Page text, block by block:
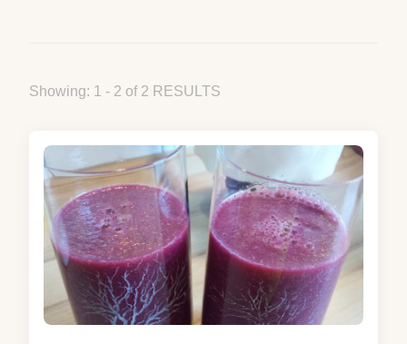
Showing: 1 - 2 of 2 RESULTS